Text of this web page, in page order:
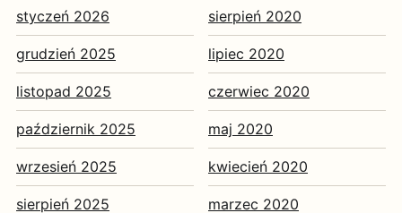
styczeń 2026
grudzień 2025
listopad 2025
październik 2025
wrzesień 2025
sierpień 2025
sierpień 2020
lipiec 2020
czerwiec 2020
maj 2020
kwiecień 2020
marzec 2020